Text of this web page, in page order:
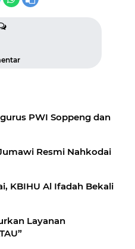
PWI Soppeng dan
Resmi Nahkodai
KBIHU Al Ifadah Bekali
Layanan